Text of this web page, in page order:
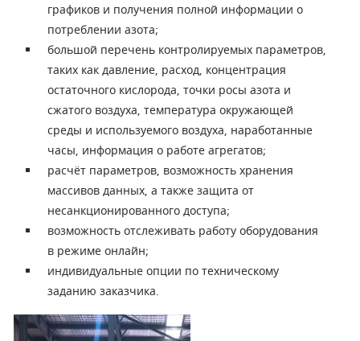
графиков и получения полной информации о
потреблении азота;
большой перечень контролируемых параметров,
таких как давление, расход, концентрация
остаточного кислорода, точки росы азота и
сжатого воздуха, температура окружающей
среды и используемого воздуха, наработанные
часы, информация о работе агрегатов;
расчёт параметров, возможность хранения
массивов данных, а также защита от
несанкционированного доступа;
возможность отслеживать работу оборудования
в режиме онлайн;
индивидуальные опции по техническому
заданию заказчика.